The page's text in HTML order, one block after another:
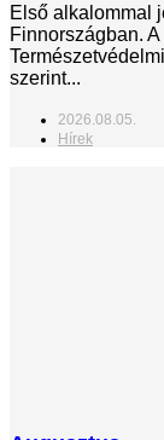
Első alkalommal
Finnországban.
szerint...
2026.08.05.
Hírek